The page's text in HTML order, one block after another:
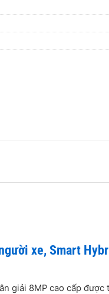
xe, Smart
giải 8MP cao cấp được